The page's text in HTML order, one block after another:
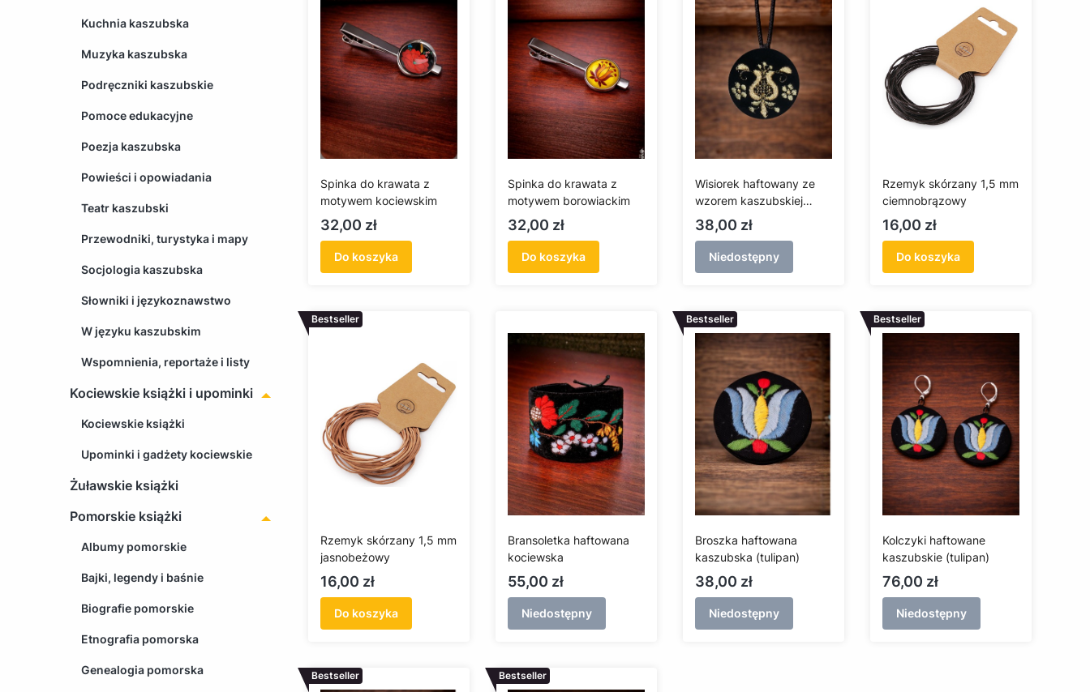
Kuchnia kaszubska
Muzyka kaszubska
Podręczniki kaszubskie
Pomoce edukacyjne
Poezja kaszubska
Powieści i opowiadania
Teatr kaszubski
Przewodniki, turystyka i mapy
Socjologia kaszubska
Słowniki i językoznawstwo
W języku kaszubskim
Wspomnienia, reportaże i listy
Kociewskie książki i upominki
Kociewskie książki
Upominki i gadżety kociewskie
Żuławskie książki
Pomorskie książki
Albumy pomorskie
Bajki, legendy i baśnie
Biografie pomorskie
Etnografia pomorska
Genealogia pomorska
Spinka do krawata z
motywem kociewskim
Cena
32,00 zł
Do koszyka
Spinka do krawata z
motywem borowiackim
Cena
32,00 zł
Do koszyka
Wisiorek haftowany ze
wzorem kaszubskiej
złotnicy
Cena
38,00 zł
Niedostępny
Rzemyk skórzany 1,5 mm
ciemnobrązowy
Cena
16,00 zł
Do koszyka
Bestseller
Rzemyk skórzany 1,5 mm
jasnobeżowy
Cena
16,00 zł
Do koszyka
Bransoletka haftowana
kociewska
Cena
55,00 zł
Niedostępny
Bestseller
Broszka haftowana
kaszubska (tulipan)
Cena
38,00 zł
Niedostępny
Bestseller
Kolczyki haftowane
kaszubskie (tulipan)
Cena
76,00 zł
Niedostępny
Bestseller Bestseller